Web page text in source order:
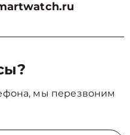
мы перезвоним